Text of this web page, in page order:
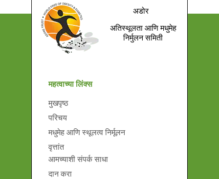
अडोर
अतिस्थूलता आणि मधुमेह
निर्मुलन समिती
महत्वाच्या लिंक्स
मुखपृष्ठ
परिचय
मधुमेह आणि स्थूलत्व निर्मूलन
वृत्तांत
आमच्याशी संपर्क साधा
दान करा